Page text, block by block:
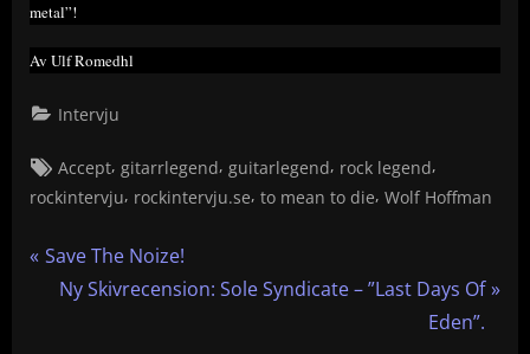
metal”!
Av Ulf Romedhl
Intervju
Tags:
Accept,gitarrlegend,guitarlegend, rock legend,
rockintervju, rockintervju.se, to mean to die, Wolf Hoffman
P
Save The Noize!
N
Ny Skivrecension: Sole Syndicate – ”Last Days Of
Eden”.